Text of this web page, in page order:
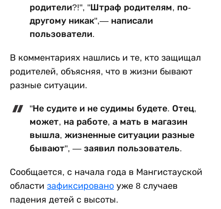
родители?!", "Штраф родителям, по-
другому никак",— написали
пользователи.
В комментариях нашлись и те, кто защищал
родителей, объясняя, что в жизни бывают
разные ситуации.
"Не судите и не судимы будете. Отец,
может, на работе, а мать в магазин
вышла, жизненные ситуации разные
бывают", — заявил пользователь.
Сообщается, с начала года в Мангистауской
области зафиксировано уже 8 случаев
падения детей с высоты.